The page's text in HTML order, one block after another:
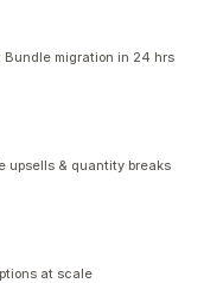
migration in 24 hrs
upsells & quantity breaks
at scale